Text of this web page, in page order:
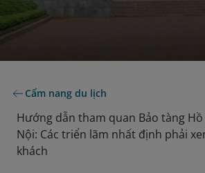
Cẩm nang du lịch
Hướng dẫn tham quan Bảo tàng
Nội: Các triển lãm nhất định phải
khách